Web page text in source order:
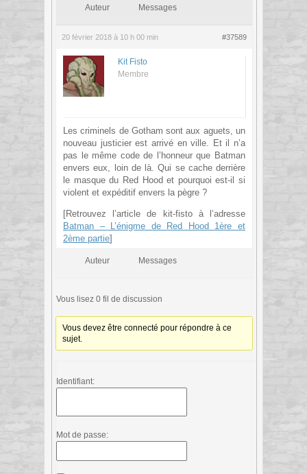
Auteur Messages
20 février 2018 à 10 h 00 min #37589
Kit Fisto
Membre
Les criminels de Gotham sont aux aguets, un
nouveau justicier est arrivé en ville. Et il n’a
pas le même code de l’honneur que Batman
envers eux, loin de là. Qui se cache derrière
le masque du Red Hood et pourquoi est-il si
violent et expéditif envers la pègre ?
[Retrouvez l’article de kit-fisto à l’adresse
Batman – L’énigme de Red Hood 1ère et
2ème partie]
Auteur Messages
Vous lisez 0 fil de discussion
Vous devez être connecté pour répondre à ce
sujet.
Identifiant:
Mot de passe: